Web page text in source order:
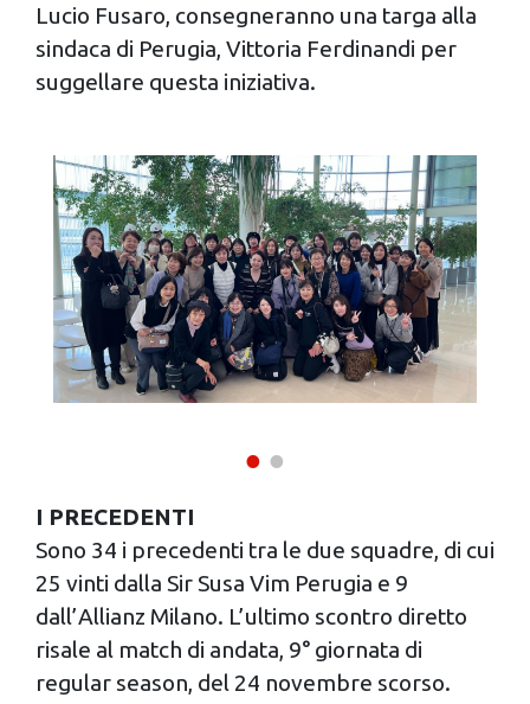
Lucio Fusaro, consegneranno una targa alla
sindaca di Perugia, Vittoria Ferdinandi per
suggellare questa iniziativa.
I PRECEDENTI
Sono 34 i precedenti tra le due squadre, di cui
25 vinti dalla Sir Susa Vim Perugia e 9
dall’Allianz Milano. L’ultimo scontro diretto
risale al match di andata, 9° giornata di
regular season, del 24 novembre scorso.